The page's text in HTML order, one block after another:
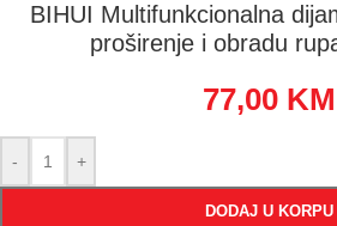
BIHUI Multifunkcionalna
proširenje i obradu
77,00 KM
- +
DODAJ U KORPU